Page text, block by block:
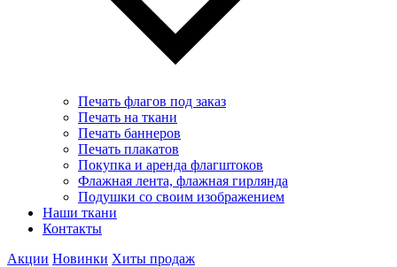
Печать флагов под заказ
Печать на ткани
Печать баннеров
Печать плакатов
Покупка и аренда флагштоков
Флажная лента, флажная гирлянда
Подушки со своим изображением
Наши ткани
Контакты
Акции Новинки Хиты продаж